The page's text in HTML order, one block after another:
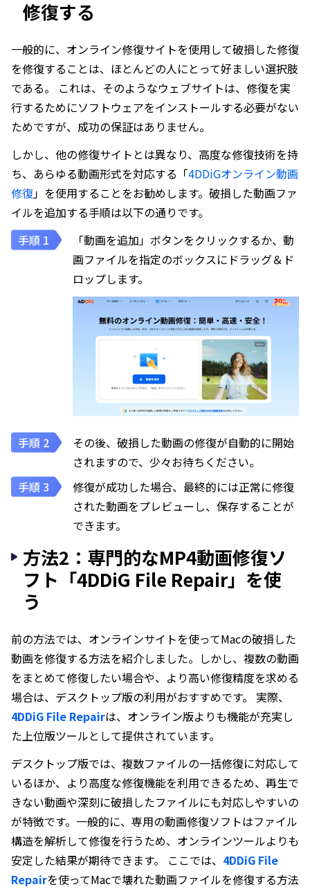
修復する
一般的に、オンライン修復サイトを使用して破損した修復
を修復することは、ほとんどの人にとって好ましい選択肢
である。 これは、そのようなウェブサイトは、修復を実
行するためにソフトウェアをインストールする必要がない
ためですが、成功の保証はありません。
しかし、他の修復サイトとは異なり、高度な修復技術を持
ち、あらゆる動画形式を対応する「4DDiGオンライン動画
修復」を使用することをお勧めします。破損した動画ファ
イルを追加する手順は以下の通りです。
「動画を追加」ボタンをクリックするか、動
画ファイルを指定のボックスにドラッグ＆ド
ロップします。
その後、破損した動画の修復が自動的に開始
されますので、少々お待ちください。
修復が成功した場合、最終的には正常に修復
された動画をプレビューし、保存することが
できます。
方法2：専門的なMP4動画修復ソ
フト「4DDiG File Repair」を使
う
前の方法では、オンラインサイトを使ってMacの破損した
動画を修復する方法を紹介しました。しかし、複数の動画
をまとめて修復したい場合や、より高い修復精度を求める
場合は、デスクトップ版の利用がおすすめです。 実際、
4DDiG File Repairは、オンライン版よりも機能が充実し
た上位版ツールとして提供されています。
デスクトップ版では、複数ファイルの一括修復に対応して
いるほか、より高度な修復機能を利用できるため、再生で
きない動画や深刻に破損したファイルにも対応しやすいの
が特徴です。一般的に、専用の動画修復ソフトはファイル
構造を解析して修復を行うため、オンラインツールよりも
安定した結果が期待できます。 ここでは、 4DDiG File
Repairを使ってMacで壊れた動画ファイルを修復する方法